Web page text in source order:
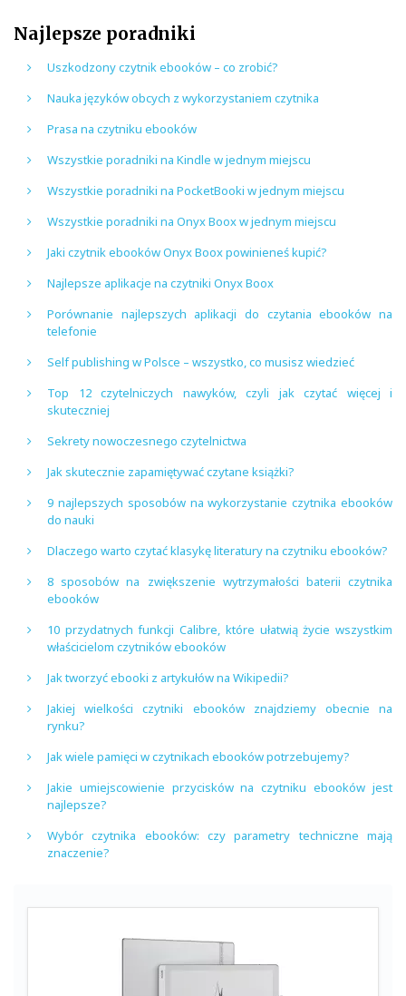
Najlepsze poradniki
Uszkodzony czytnik ebooków – co zrobić?
Nauka języków obcych z wykorzystaniem czytnika
Prasa na czytniku ebooków
Wszystkie poradniki na Kindle w jednym miejscu
Wszystkie poradniki na PocketBooki w jednym miejscu
Wszystkie poradniki na Onyx Boox w jednym miejscu
Jaki czytnik ebooków Onyx Boox powinieneś kupić?
Najlepsze aplikacje na czytniki Onyx Boox
Porównanie najlepszych aplikacji do czytania ebooków na
telefonie
Self publishing w Polsce – wszystko, co musisz wiedzieć
Top 12 czytelniczych nawyków, czyli jak czytać więcej i
skuteczniej
Sekrety nowoczesnego czytelnictwa
Jak skutecznie zapamiętywać czytane książki?
9 najlepszych sposobów na wykorzystanie czytnika ebooków
do nauki
Dlaczego warto czytać klasykę literatury na czytniku ebooków?
8 sposobów na zwiększenie wytrzymałości baterii czytnika
ebooków
10 przydatnych funkcji Calibre, które ułatwią życie wszystkim
właścicielom czytników ebooków
Jak tworzyć ebooki z artykułów na Wikipedii?
Jakiej wielkości czytniki ebooków znajdziemy obecnie na
rynku?
Jak wiele pamięci w czytnikach ebooków potrzebujemy?
Jakie umiejscowienie przycisków na czytniku ebooków jest
najlepsze?
Wybór czytnika ebooków: czy parametry techniczne mają
znaczenie?